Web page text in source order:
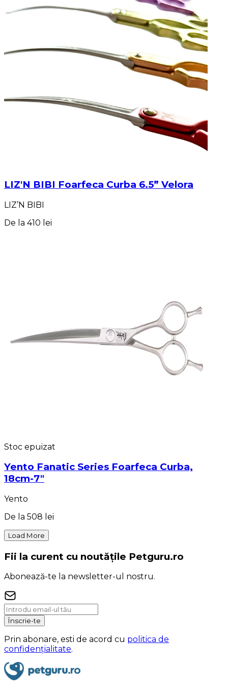
LIZ'N BIBI Foarfeca Curba 6.5” Velora
LIZ’N BIBI
De la 410 lei
Stoc epuizat
Yento Fanatic Series Foarfeca Curba,
18cm-7"
Yento
De la 508 lei
Load More
Fii la curent cu noutățile Petguru.ro
Abonează-te la newsletter-ul nostru.
Înscrie-te
Prin abonare, esti de acord cu politica de
confidențialitate.